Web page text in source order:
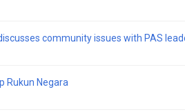
community issues with PAS
Rukun Negara